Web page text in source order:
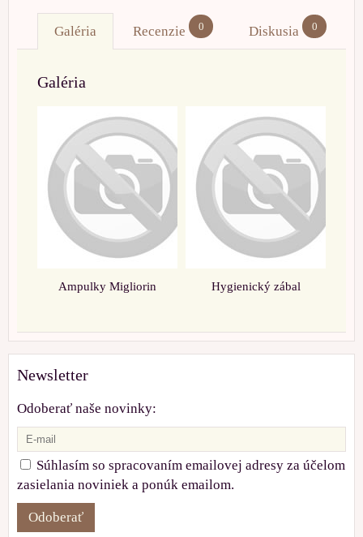
Galéria Recenzie 0 Diskusia 0
Galéria
Ampulky Migliorin Hygienický zábal
Newsletter
Odoberať naše novinky:
Súhlasím so spracovaním emailovej adresy za účelom
zasielania noviniek a ponúk emailom.
Odoberať